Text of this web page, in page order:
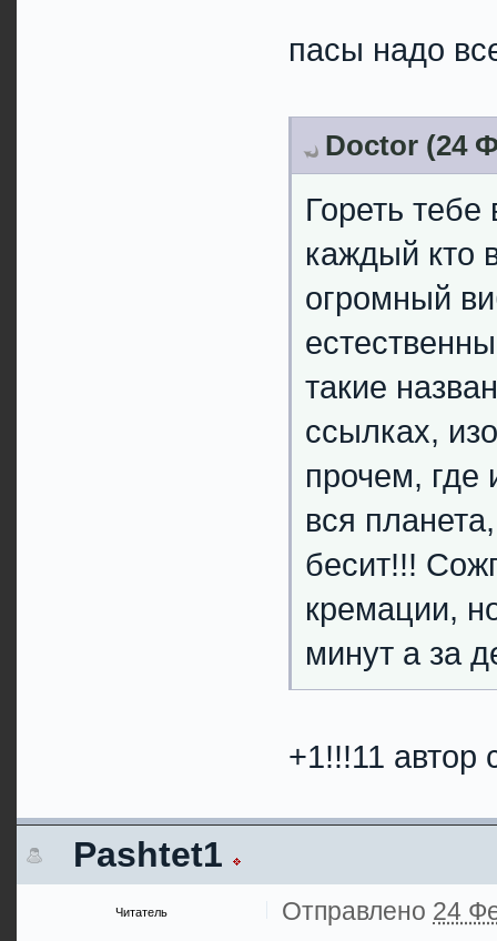
пасы надо
Doctor (24
Гореть
каждый кто
огромный
такие
ссылках,
прочем, где
вся
бесит!!!
кремации,
минут а за
+1!!!11 автор
Pashtet1
Читатель Отправлено 24